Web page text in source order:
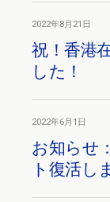
2022年8月21日
祝！香港
した！
2022年6月1日
お知らせ
ト復活し